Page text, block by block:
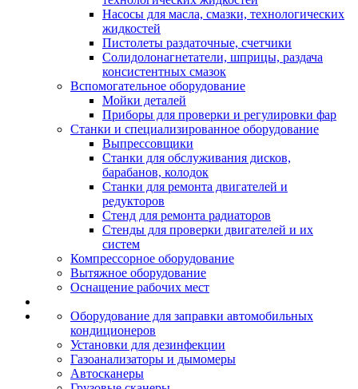
Насосы для масла, смазки, технологических
жидкостей
Пистолеты раздаточные, счетчики
Солидолонагнетатели, шприцы, раздача
консистентных смазок
Вспомогательное оборудование
Мойки деталей
Приборы для проверки и регулировки фар
Станки и специализированное оборудование
Выпрессовщики
Станки для обслуживания дисков,
барабанов, колодок
Станки для ремонта двигателей и
редукторов
Стенд для ремонта радиаторов
Стенды для проверки двигателей и их
систем
Компрессорное оборудование
Вытяжное оборудование
Оснащение рабочих мест
Оборудование для заправки автомобильных
кондиционеров
Установки для дезинфекции
Газоанализаторы и дымомеры
Автосканеры